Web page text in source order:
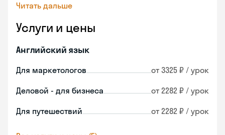
Читать дальше
Услуги и цены
Английский язык
Для маркетологов от 3325 ₽ / урок
Деловой - для бизнеса от 2282 ₽ / урок
Для путешествий от 2282 ₽ / урок